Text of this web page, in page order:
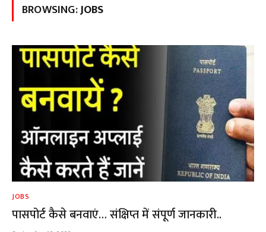
BROWSING:JOBS
JOBS
पासपोर्ट कैसे बनवाएं… संक्षिप्त में संपूर्ण जानकारी..